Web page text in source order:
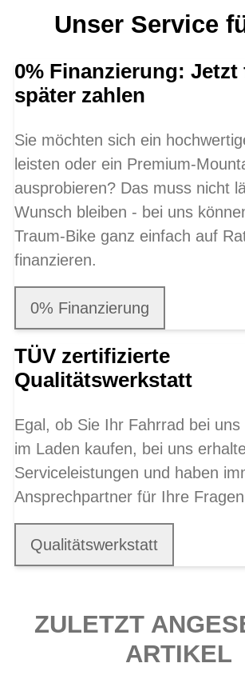
Unser Service
0% Finanzierung: Jetzt
später zahlen
Sie möchten sich ein
leisten oder ein Premium-
ausprobieren? Das muss nicht
Wunsch bleiben - bei uns
Traum-Bike ganz einfach auf
finanzieren.
0% Finanzierung
TÜV zertifizierte
Qualitätswerkstatt
Egal, ob Sie Ihr Fahrrad bei uns
im Laden kaufen, bei uns
Serviceleistungen und haben
Ansprechpartner für Ihre
Qualitätswerkstatt
ZULETZT
ARTIKEL